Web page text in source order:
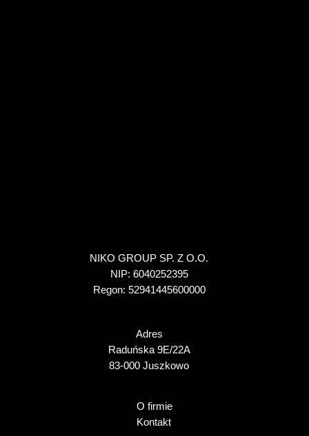
NIKO GROUP SP. Z O.O.
NIP: 6040252395
Regon: 52941445600000
Adres
Raduńska 9E/22A
83-000 Juszkowo
O firmie
Kontakt